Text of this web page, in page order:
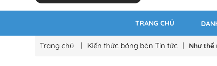
TRANG CHỦ
Trang chủ Kiến thức bóng bàn Tin tức Như